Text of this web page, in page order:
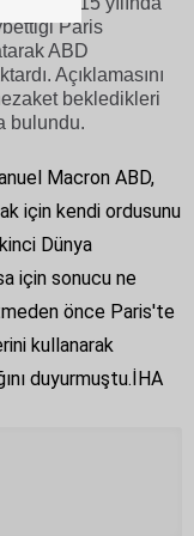
Paris
ABD
Açıklamasını
bekledikleri
bulundu.
Macron ABD,
için kendi ordusunu
Dünya
için sonucu ne
önce Paris'te
kullanarak
duyurmuştu.İHA